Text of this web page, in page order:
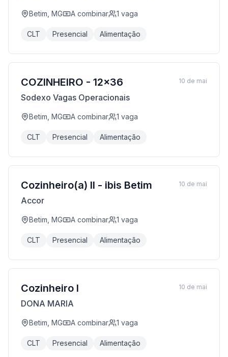
Betim, MG A combinar 1 vaga
CLT Presencial Alimentação
COZINHEIRO - 12x36
Sodexo Vagas Operacionais
Betim, MG A combinar 1 vaga
CLT Presencial Alimentação
10 de mai
Cozinheiro(a) II - ibis Betim
Accor
Betim, MG A combinar 1 vaga
CLT Presencial Alimentação
10 de mai
Cozinheiro I
DONA MARIA
Betim, MG A combinar 1 vaga
CLT Presencial Alimentação
10 de mai